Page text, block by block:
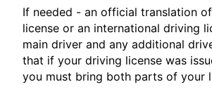
If needed - an official translation
license or an international driving
main driver and any additional
that if your driving license was
you must bring both parts of your